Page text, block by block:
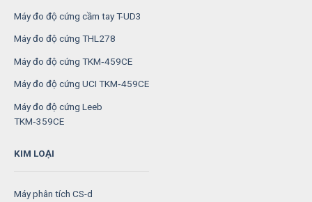
Máy đo độ cứng cầm tay T-UD3
Máy đo độ cứng THL278
Máy đo độ cứng TKM‑459CE
Máy đo độ cứng UCI TKM‑459CE
Máy đo độ cứng Leeb
TKM‑359CE
KIM LOẠI
Máy phân tích CS-d